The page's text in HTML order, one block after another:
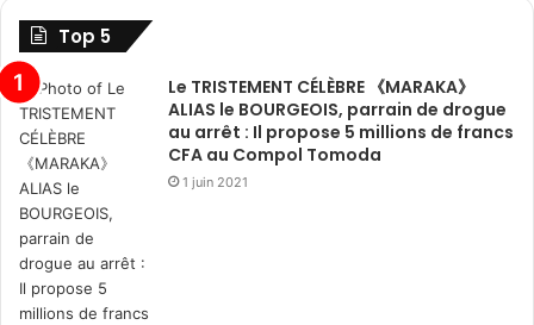
Top 5
Le TRISTEMENT CÉLÈBRE 《MARAKA》
ALIAS le BOURGEOIS, parrain de drogue
au arrêt : Il propose 5 millions de francs
CFA au Compol Tomoda
1 juin 2021